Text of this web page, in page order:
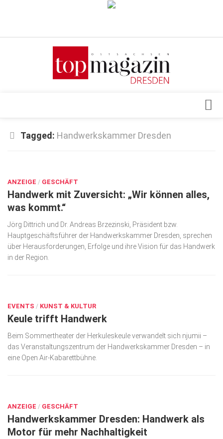
Verkaufsstellen
Top Gesundheitsforum Dresden / Ostsachsen
Geschäft
gesund & schön
Gesellschaft
Kunst & Kultur
Lifestyle
Top Branchen
Tagged: Handwerkskammer Dresden
ANZEIGE / GESCHÄFT
Handwerk mit Zuversicht: „Wir können alles,
was kommt.“
Jörg Dittrich und Dr. Andreas Brzezinski, Präsident bzw.
Hauptgeschäfts­führer der Handwerkskammer Dresden, sprechen
über Herausforderungen, Erfolge und ihre Vision für das Hand­werk
in der Region.
EVENTS / KUNST & KULTUR
Keule trifft Handwerk
Beim Sommertheater der Herkuleskeule verwandelt sich njumii –
das Veranstaltungszentrum der Handwerkskammer Dresden – in
eine Open Air-Kabarettbühne.
ANZEIGE / GESCHÄFT
Handwerkskammer Dresden: Handwerk als
Motor für mehr Nachhaltigkeit